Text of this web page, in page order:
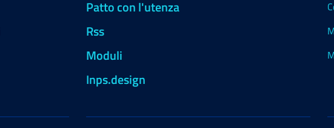
Patto con l'utenza
Rss
Moduli
Inps.design